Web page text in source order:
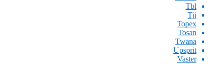
Tbl
Tjj
Topex
Tosan
Twana
Upsprit
Vaster